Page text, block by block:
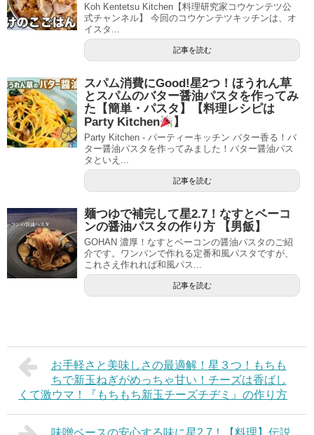
Koh Kentetsu Kitchen【料理研究家コウケンテツ公
式チャンネル】 今回のコウケンテツキッチンは、オ
イスタ...
記事を読む
スパム消費にGood!星2つ！ほうれん草
とスパムのバター醤油パスタを作ってみ
た【簡単・パスタ】【料理レシピは
Party Kitchen
】
Party Kitchen - パーティーキッチン バター香る！バ
ター醤油パスタを作ってみました！バター醤油パス
タといえ...
記事を読む
麺つゆで補完して星2.7！なすとベーコ
ンの醤油パスタの作り方 【男飯】
GOHAN 濃厚！なすとベーコンの醤油パスタのご紹
介です。ワンパンで作れる定番和風パスタですが、
これさえ作れれば和風パス...
記事を読む
お手軽さと美味しさの最適解！星３つ！もちも
ちで新玉ねぎがめっちゃ甘い！チーズは香ばし
くて激ウマ！『もちもち新玉チーズチヂミ』の作り方
味噌ベースの安心する味に星2.7！【料理】伝説